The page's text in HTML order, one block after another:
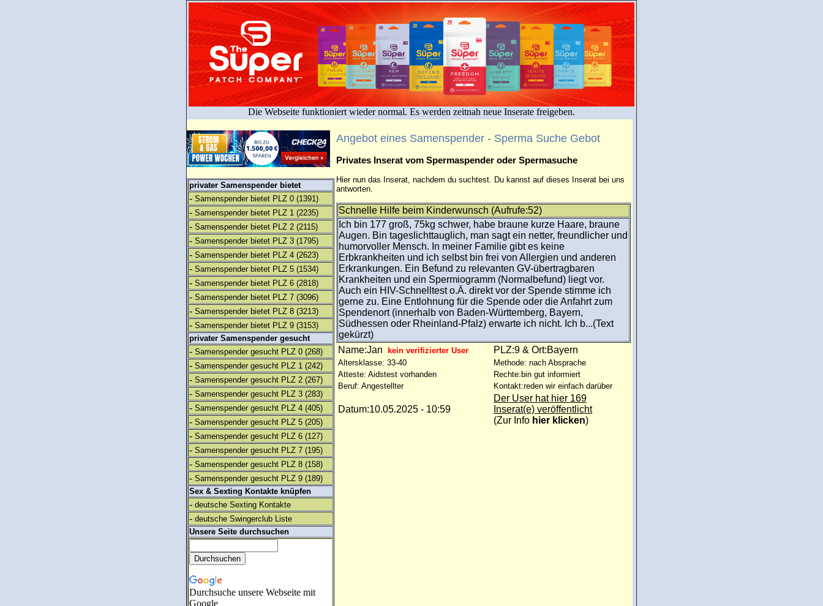
Die Webseite funktioniert wieder normal. Es werden zeitnah neue Inserate freigeben.
privater Samenspender bietet
- Samenspender bietet PLZ 0 (1391)
- Samenspender bietet PLZ 1 (2235)
- Samenspender bietet PLZ 2 (2115)
- Samenspender bietet PLZ 3 (1795)
- Samenspender bietet PLZ 4 (2623)
- Samenspender bietet PLZ 5 (1534)
- Samenspender bietet PLZ 6 (2818)
- Samenspender bietet PLZ 7 (3096)
- Samenspender bietet PLZ 8 (3213)
- Samenspender bietet PLZ 9 (3153)
privater Samenspender gesucht
- Samenspender gesucht PLZ 0 (268)
- Samenspender gesucht PLZ 1 (242)
- Samenspender gesucht PLZ 2 (267)
- Samenspender gesucht PLZ 3 (283)
- Samenspender gesucht PLZ 4 (405)
- Samenspender gesucht PLZ 5 (205)
- Samenspender gesucht PLZ 6 (127)
- Samenspender gesucht PLZ 7 (195)
- Samenspender gesucht PLZ 8 (158)
- Samenspender gesucht PLZ 9 (189)
Sex & Sexting Kontakte knüpfen
- deutsche Sexting Kontakte
- deutsche Swingerclub Liste
Unsere Seite durchsuchen
Durchsuche unsere Webseite mit
Google
Angebot eines Samenspender - Sperma Suche Gebot
Privates Inserat vom Spermaspender oder Spermasuche
Hier nun das Inserat, nachdem du suchtest. Du kannst auf dieses Inserat bei uns
antworten.
Schnelle Hilfe beim Kinderwunsch (Aufrufe:52)
Ich bin 177 groß, 75kg schwer, habe braune kurze Haare, braune
Augen. Bin tageslichttauglich, man sagt ein netter, freundlicher und
humorvoller Mensch. In meiner Familie gibt es keine
Erbkrankheiten und ich selbst bin frei von Allergien und anderen
Erkrankungen. Ein Befund zu relevanten GV-übertragbaren
Krankheiten und ein Spermiogramm (Normalbefund) liegt vor.
Auch ein HIV-Schnelltest o.Ä. direkt vor der Spende stimme ich
gerne zu. Eine Entlohnung für die Spende oder die Anfahrt zum
Spendenort (innerhalb von Baden-Württemberg, Bayern,
Südhessen oder Rheinland-Pfalz) erwarte ich nicht. Ich b...(Text
gekürzt)
Name:Jan
kein verifizierter User PLZ:9 & Ort:Bayern
Altersklasse: 33-40
Methode: nach Absprache
Atteste: Aidstest vorhanden
Rechte:bin gut informiert
Beruf: Angestellter
Kontakt:reden wir einfach darüber
Datum:10.05.2025 - 10:59
Der User hat hier 169
Inserat(e) veröffentlicht
(Zur Info hier klicken)